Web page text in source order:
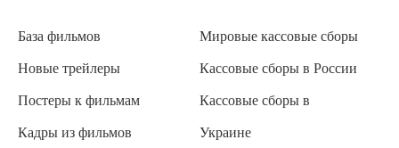
База фильмов
Новые трейлеры
Постеры к фильмам
Кадры из фильмов
Мировые кассовые сборы
Кассовые сборы в России
Кассовые сборы в
Украине